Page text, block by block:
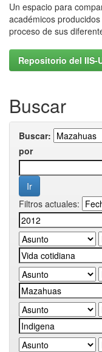
Un espacio para
académicos
proceso de sus
Repositorio del IIS-
Buscar
Buscar:
por
Filtros actuales: